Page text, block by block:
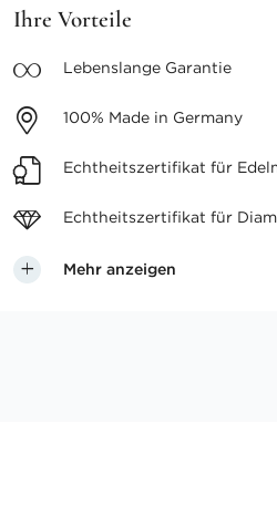
Ihre Vorteile
Lebenslange Garantie
100% Made in Germany
Echtheitszertifikat für
Echtheitszertifikat für
Mehr anzeigen